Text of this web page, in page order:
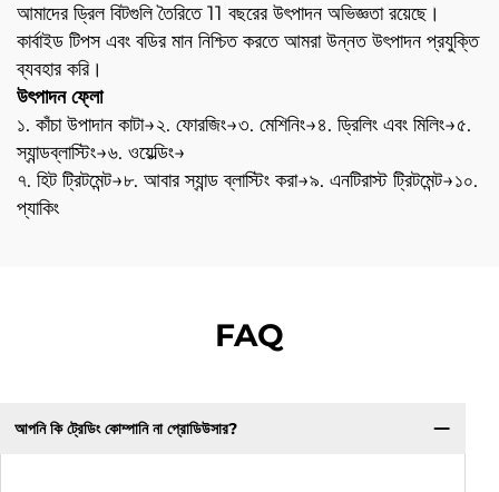
আমাদের ড্রিল বিটগুলি তৈরিতে 11 বছরের উৎপাদন অভিজ্ঞতা রয়েছে।
কার্বাইড টিপস এবং বডির মান নিশ্চিত করতে আমরা উন্নত উৎপাদন প্রযুক্তি
ব্যবহার করি।
উৎপাদন ফ্লো
১. কাঁচা উপাদান কাটা→২. ফোরজিং→৩. মেশিনিং→৪. ড্রিলিং এবং মিলিং→৫.
স্যান্ডব্লাস্টিং→৬. ওয়েল্ডিং→
৭. হিট ট্রিটমেন্ট→৮. আবার স্যান্ড ব্লাস্টিং করা→৯. এনটিরাস্ট ট্রিটমেন্ট→১০.
প্যাকিং
FAQ
আপনি কি ট্রেডিং কোম্পানি না প্রোডিউসার?